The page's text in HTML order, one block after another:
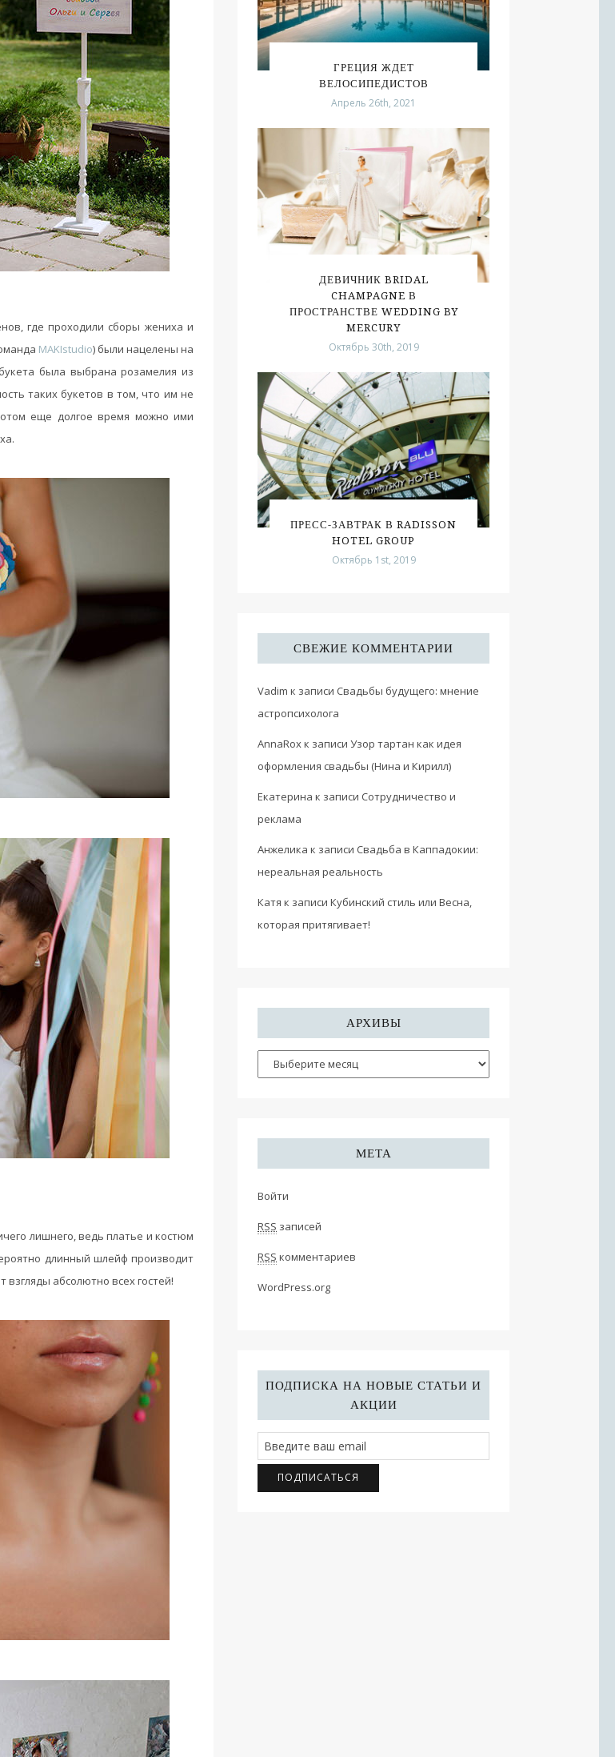
где проходили сборы жениха и
MAKIstudio) были нацелены на
была выбрана розамелия из
таких букетов в том, что им не
еще долгое время можно ими
лишнего, ведь платье и костюм
длинный шлейф производит
абсолютно всех гостей!
ГРЕЦИЯ ЖДЕТ
ВЕЛОСИПЕДИСТОВ
Апрель 26th, 2021
ДЕВИЧНИК BRIDAL
CHAMPAGNE В
ПРОСТРАНСТВЕ WEDDING BY
MERCURY
Октябрь 30th, 2019
ПРЕСС-ЗАВТРАК В RADISSON
HOTEL GROUP
Октябрь 1st, 2019
СВЕЖИЕ КОММЕНТАРИИ
Vadim к записи Свадьбы будущего: мнение
астропсихолога
AnnaRoxк записи Узор тартан как идея
оформления свадьбы (Нина и Кирилл)
Екатерина к записи Сотрудничество и
реклама
Анжелика к записи Свадьба в Каппадокии:
нереальная реальность
Катя к записи Кубинский стиль или Весна,
которая притягивает!
АРХИВЫ
МЕТА
Войти
RSS записей
RSS комментариев
WordPress.org
ПОДПИСКА НА НОВЫЕ СТАТЬИ И
АКЦИИ